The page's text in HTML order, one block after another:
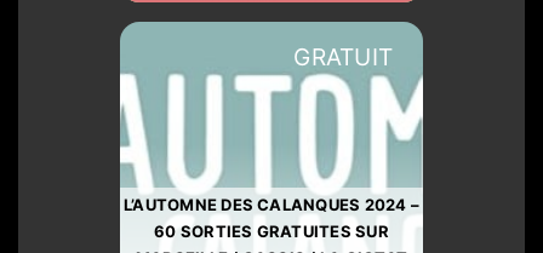
GRATUIT
L’AUTOMNE DES CALANQUES 2024 –
60 SORTIES GRATUITES SUR